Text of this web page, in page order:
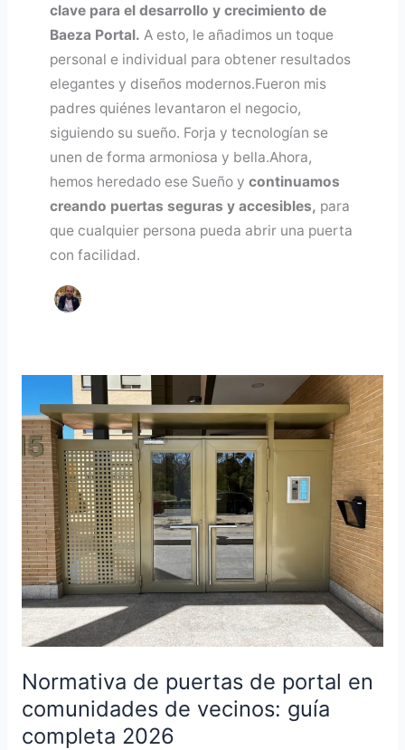
clave para el desarrollo y crecimiento de
Baeza Portal. A esto, le añadimos un toque
personal e individual para obtener resultados
elegantes y diseños modernos.Fueron mis
padres quiénes levantaron el negocio,
siguiendo su sueño. Forja y tecnologían se
unen de forma armoniosa y bella.Ahora,
hemos heredado ese Sueño y continuamos
creando puertas seguras y accesibles, para
que cualquier persona pueda abrir una puerta
con facilidad.
Normativa de puertas de portal en
comunidades de vecinos: guía
completa 2026
Normativa
de
puertas
de
portal
en
comunidades
de
vecinos:
guía
completa